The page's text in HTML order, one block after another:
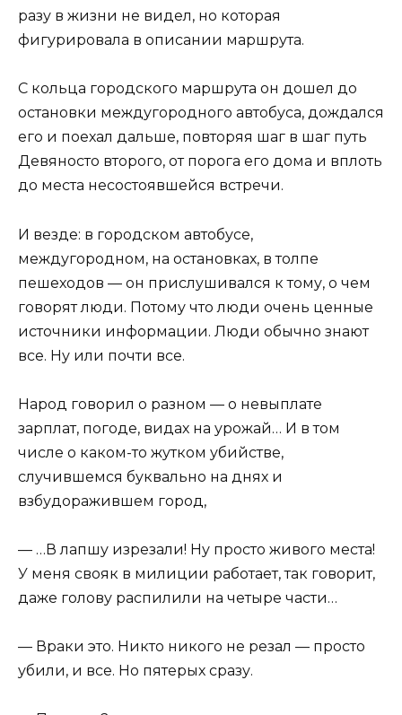
разу в жизни не видел, но которая
фигурировала в описании маршрута.
С кольца городского маршрута он дошел до
остановки междугородного автобуса, дождался
его и поехал дальше, повторяя шаг в шаг путь
Девяносто второго, от порога его дома и вплоть
до места несостоявшейся встречи.
И везде: в городском автобусе,
междугородном, на остановках, в толпе
пешеходов — он прислушивался к тому, о чем
говорят люди. Потому что люди очень ценные
источники информации. Люди обычно знают
все. Ну или почти все.
Народ говорил о разном — о невыплате
зарплат, погоде, видах на урожай… И в том
числе о каком-то жутком убийстве,
случившемся буквально на днях и
взбудоражившем город,
— …В лапшу изрезали! Ну просто живого места!
У меня свояк в милиции работает, так говорит,
даже голову распилили на четыре части…
— Враки это. Никто никого не резал — просто
убили, и все. Но пятерых сразу.